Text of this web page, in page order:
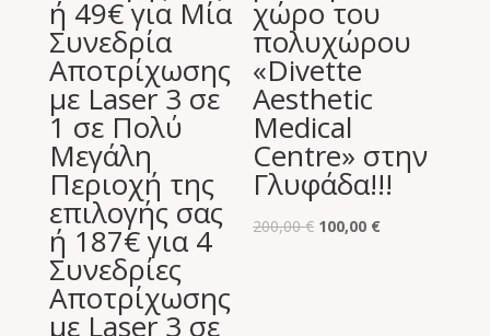
ή 49€ για Μία
Συνεδρία
Αποτρίχωσης
με Laser 3 σε
1 σε Πολύ
Μεγάλη
Περιοχή της
επιλογής σας
ή 187€ για 4
Συνεδρίες
Αποτρίχωσης
με Laser 3 σε
χώρο του
πολυχώρου
«Divette
Aesthetic
Medical
Centre» στην
Γλυφάδα!!!
200,00€ Original
100,00 €